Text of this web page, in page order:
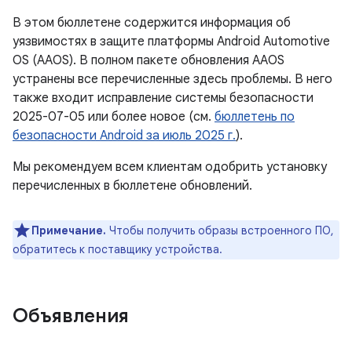
В этом бюллетене содержится информация об
уязвимостях в защите платформы Android Automotive
OS (AAOS). В полном пакете обновления AAOS
устранены все перечисленные здесь проблемы. В него
также входит исправление системы безопасности
2025-07-05 или более новое (см. бюллетень по
безопасности Android за июль 2025 г.).
Мы рекомендуем всем клиентам одобрить установку
перечисленных в бюллетене обновлений.
Примечание. Чтобы получить образы встроенного ПО,
обратитесь к поставщику устройства.
Объявления